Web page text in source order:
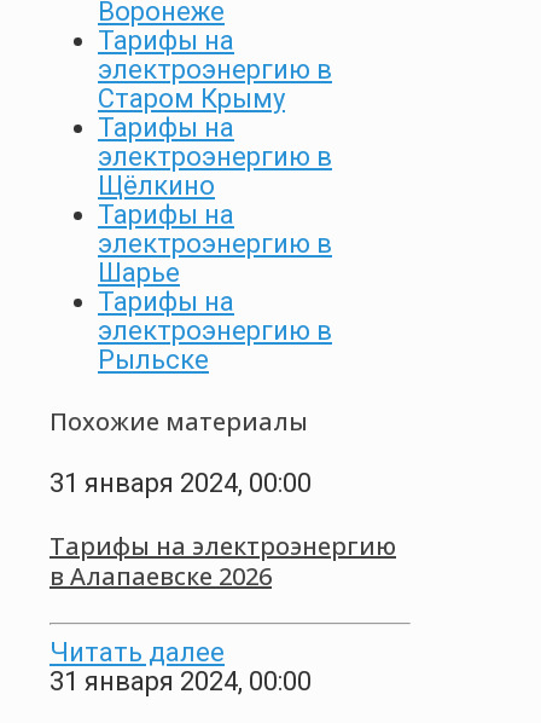
Воронеже
Тарифы на
электроэнергию в
Старом Крыму
Тарифы на
электроэнергию в
Щёлкино
Тарифы на
электроэнергию в
Шарье
Тарифы на
электроэнергию в
Рыльске
Похожие материалы
31 января 2024, 00:00
Тарифы на электроэнергию
в Алапаевске 2026
Читать далее
31 января 2024, 00:00